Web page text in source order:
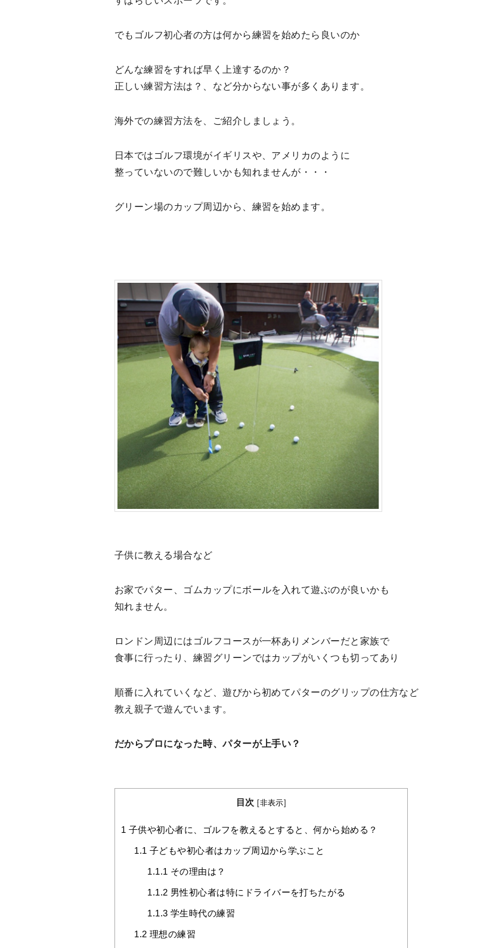
でもゴルフ初心者の方は何から練習を始めたら良いのか
どんな練習をすれば早く上達するのか？
正しい練習方法は？、など分からない事が多くあります。
海外での練習方法を、ご紹介しましょう。
日本ではゴルフ環境がイギリスや、アメリカのように
整っていないので難しいかも知れませんが・・・
グリーン場のカップ周辺から、練習を始めます。
子供に教える場合など
お家でパター、ゴムカップにボールを入れて遊ぶのが良いかも
知れません。
ロンドン周辺にはゴルフコースが一杯ありメンバーだと家族で
食事に行ったり、練習グリーンではカップがいくつも切ってあり
順番に入れていくなど、遊びから初めてパターのグリップの仕方など
教え親子で遊んでいます。
だからプロになった時、パターが上手い？
目次 [非表示]
1 子供や初心者に、ゴルフを教えるとすると、何から始める？
1.1 子どもや初心者はカップ周辺から学ぶこと
1.1.1 その理由は？
1.1.2 男性初心者は特にドライバーを打ちたがる
1.1.3 学生時代の練習
1.2 理想の練習